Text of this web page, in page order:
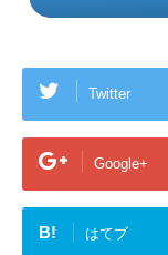
Twitter
Google+
B! はてブ